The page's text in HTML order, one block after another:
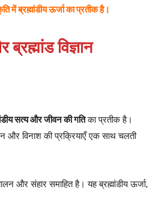
में ब्रह्मांडीय ऊर्जा का प्रतीक है।
विज्ञान
सत्य और जीवन की गतिका प्रतीक है।
और विनाश की प्रक्रियाएँ एक साथ चलती
और संहार समाहित है। यह ब्रह्मांडीय ऊर्जा,